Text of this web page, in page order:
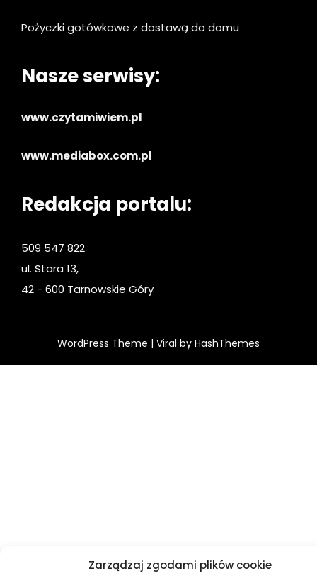
Zarządzaj zgodami plików cookie
Pożyczki gotówkowe z dostawą do domu
Nasze serwisy:
www.czytamiwiem.pl
www.mediabox.com.pl
Redakcja portalu:
509 547 822
ul. Stara 13,
42 - 600 Tarnowskie Góry
WordPress Theme | Viral by HashThemes